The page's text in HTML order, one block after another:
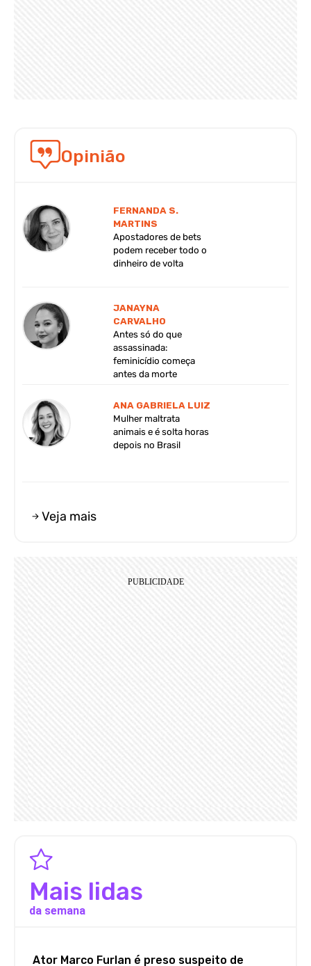
Opinião
FERNANDA S.
MARTINS
Apostadores de bets
podem receber todo o
dinheiro de volta
JANAYNA
CARVALHO
Antes só do que
assassinada:
feminicídio começa
antes da morte
ANA GABRIELA LUIZ
Mulher maltrata
animais e é solta horas
depois no Brasil
Veja mais
Mais lidas
da semana
Ator Marco Furlan é preso suspeito de